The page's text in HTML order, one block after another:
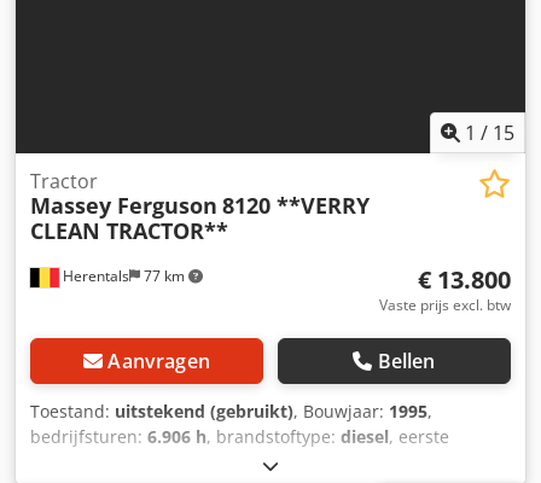
1 / 15
Herentals 77 km
Tractor
Massey Ferguson 8120 **VERRY
CLEAN TRACTOR**
€ 13.800
Vaste prijs excl. btw
Aanvragen Bellen
Toestand: uitstekend (gebruikt), Bouwjaar: 1995,
bedrijfsturen: 6.906 h, brandstoftype: diesel, eerste
rood